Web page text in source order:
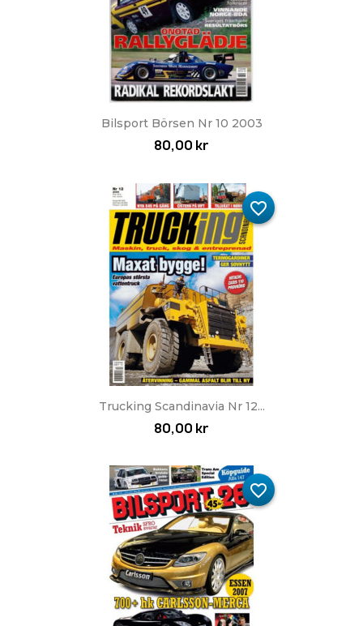
Bilsport Börsen Nr 10 2003
80,00 kr
Trucking Scandinavia Nr 12...
80,00 kr
favorite_border
favorite_border